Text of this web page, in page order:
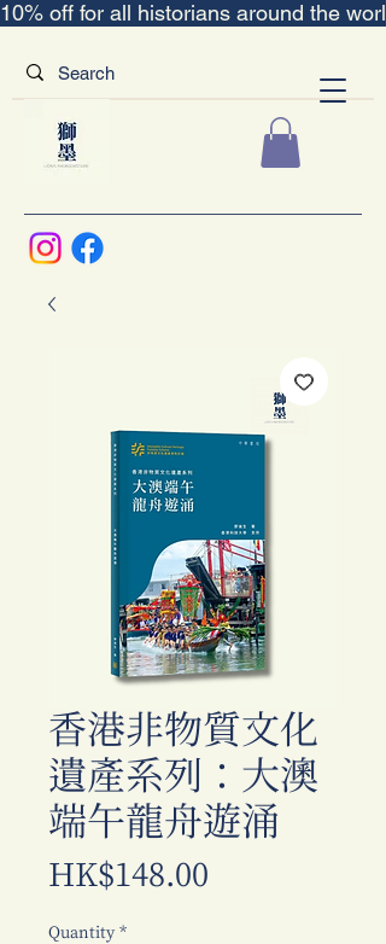
10% off for all historians around the
香港非物質文化
遺產系列：大澳
端午龍舟遊涌
HK$148.00
Quantity *